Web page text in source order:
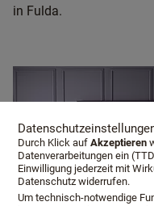
in Fulda.
Durch Klick aufAkzeptieren
Datenverarbeitungen ein
Einwilligung jederzeit mit
Datenschutz widerrufen.
Um technisch-notwendige